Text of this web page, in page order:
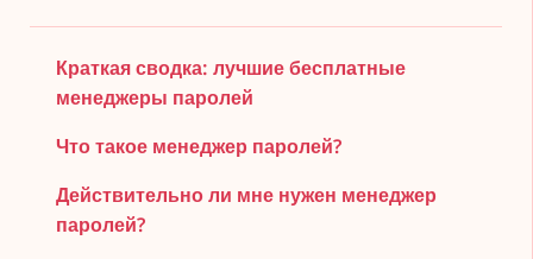
Краткая сводка: лучшие бесплатные
менеджеры паролей
Что такое менеджер паролей?
Действительно ли мне нужен менеджер
паролей?